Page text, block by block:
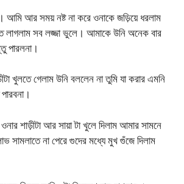
আর সময় নষ্ট না করে ওনাকে জড়িয়ে ধরলাম
সব লজ্জা ভুলে। আমাকে উনি অনেক বার
পারলনা।
খুলতে গেলাম উনি বললেন না তুমি যা করার এমনি
শাড়ীটা আর সায়া টা খুলে দিলাম আমার সামনে
সামলাতে না পেরে গুদের মধ্যে মুখ গুঁজে দিলাম